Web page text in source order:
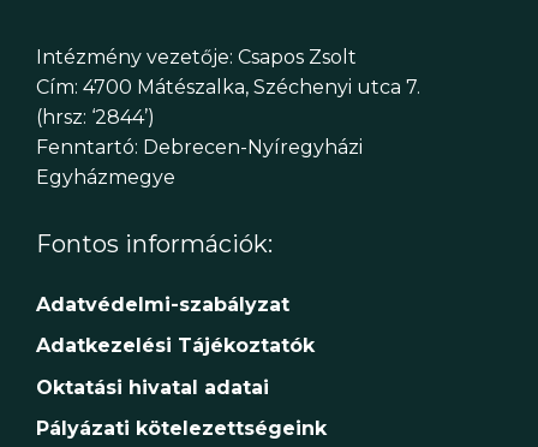
Intézmény vezetője: Csapos Zsolt
Cím: 4700 Mátészalka, Széchenyi utca 7.
(hrsz: ‘2844’)
Fenntartó: Debrecen-Nyíregyházi
Egyházmegye
Fontos információk:
Adatvédelmi-szabályzat
Adatkezelési Tájékoztatók
Oktatási hivatal adatai
Pályázati kötelezettségeink